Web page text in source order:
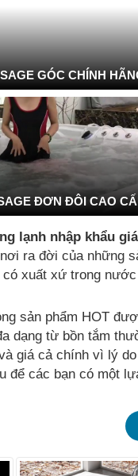
GÓC CHÍNH
ĐƠN ĐÔI CAO
lạnh nhập khẩu
ra đời của những
xuất xứ trong
sản phẩm HOT
dạng từ bồn tắm
giá cả chính vì lý
để các bạn có một